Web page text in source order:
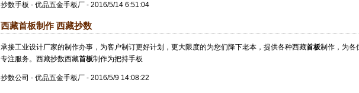
抄数手板 - 优品五金手板厂 - 2016/5/14 6:51:04
西藏首板制作 西藏抄数
承接工业设计厂家的制作办事，为客户制订更好计划，更大限度的为您们降下老本，提供各种西藏首板制作，为各
专注服务。西藏抄数西藏首板制作为把持手板
抄数公司 - 优品五金手板厂 - 2016/5/9 14:08:22